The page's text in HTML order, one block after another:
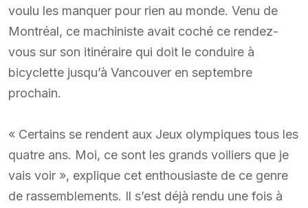
voulu les manquer pour rien au monde. Venu de
Montréal, ce machiniste avait coché ce rendez-
vous sur son itinéraire qui doit le conduire à
bicyclette jusqu’à Vancouver en septembre
prochain.
« Certains se rendent aux Jeux olympiques tous les
quatre ans. Moi, ce sont les grands voiliers que je
vais voir », explique cet enthousiaste de ce genre
de rassemblements. Il s’est déjà rendu une fois à